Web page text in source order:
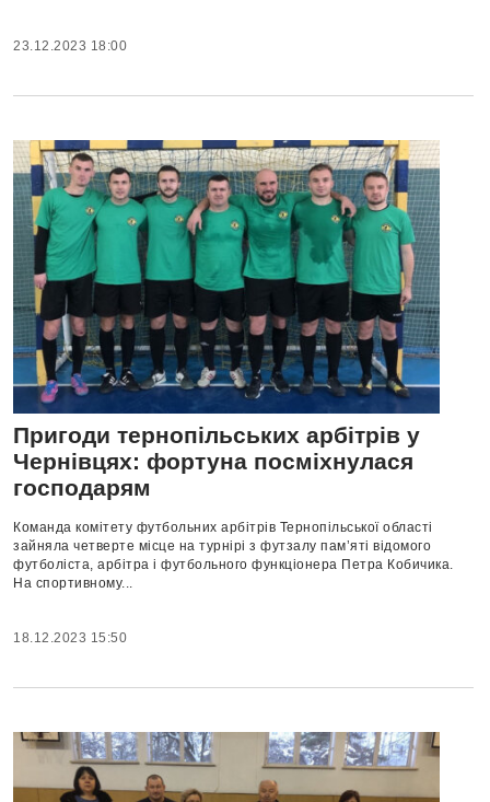
23.12.2023 18:00
Пригоди тернопільських арбітрів у
Чернівцях: фортуна посміхнулася
господарям
Команда комітету футбольних арбітрів Тернопільської області
зайняла четверте місце на турнірі з футзалу пам’яті відомого
футболіста, арбітра і футбольного функціонера Петра Кобичика.
На спортивному...
18.12.2023 15:50